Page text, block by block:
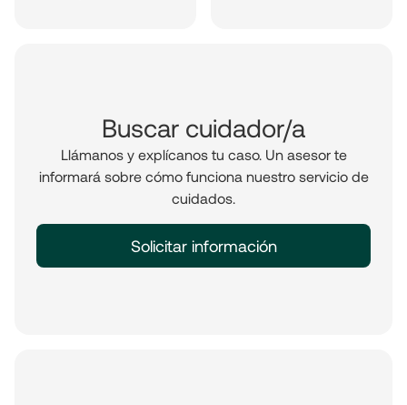
Buscar cuidador/a
Llámanos y explícanos tu caso. Un asesor te
informará sobre cómo funciona nuestro servicio de
cuidados.
Solicitar información